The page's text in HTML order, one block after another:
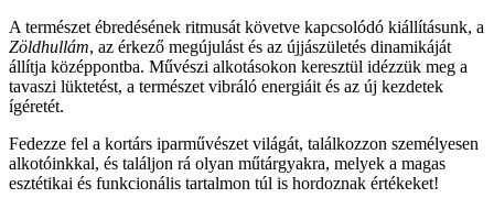
A természet ébredésének ritmusát követve kapcsolódó kiállításunk, a
Zöldhullám, az érkező megújulást és az újjászületés dinamikáját
állítja középpontba. Művészi alkotásokon keresztül idézzük meg a
tavaszi lüktetést, a természet vibráló energiáit és az új kezdetek
ígéretét.
Fedezze fel a kortárs iparművészet világát, találkozzon személyesen
alkotóinkkal, és találjon rá olyan műtárgyakra, melyek a magas
esztétikai és funkcionális tartalmon túl is hordoznak értékeket!